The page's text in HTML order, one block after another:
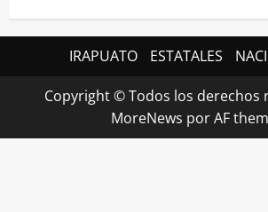
IRAPUATO ESTATALES
Copyright © Todos los derechos
MoreNews por AF